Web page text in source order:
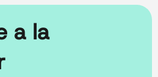
a la